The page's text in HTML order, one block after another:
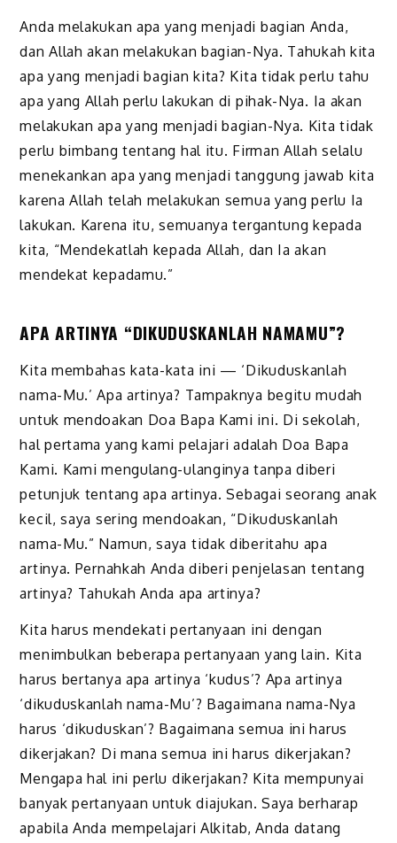
Anda melakukan apa yang menjadi bagian Anda,
dan Allah akan melakukan bagian-Nya. Tahukah kita
apa yang menjadi bagian kita? Kita tidak perlu tahu
apa yang Allah perlu lakukan di pihak-Nya. Ia akan
melakukan apa yang menjadi bagian-Nya. Kita tidak
perlu bimbang tentang hal itu. Firman Allah selalu
menekankan apa yang menjadi tanggung jawab kita
karena Allah telah melakukan semua yang perlu Ia
lakukan. Karena itu, semuanya tergantung kepada
kita, “Mendekatlah kepada Allah, dan Ia akan
mendekat kepadamu.”
APA ARTINYA “DIKUDUSKANLAH NAMAMU”?
Kita membahas kata-kata ini — ‘Dikuduskanlah
nama-Mu.’ Apa artinya? Tampaknya begitu mudah
untuk mendoakan Doa Bapa Kami ini. Di sekolah,
hal pertama yang kami pelajari adalah Doa Bapa
Kami. Kami mengulang-ulanginya tanpa diberi
petunjuk tentang apa artinya. Sebagai seorang anak
kecil, saya sering mendoakan, “Dikuduskanlah
nama-Mu.” Namun, saya tidak diberitahu apa
artinya. Pernahkah Anda diberi penjelasan tentang
artinya? Tahukah Anda apa artinya?
Kita harus mendekati pertanyaan ini dengan
menimbulkan beberapa pertanyaan yang lain. Kita
harus bertanya apa artinya ‘kudus’? Apa artinya
‘dikuduskanlah nama-Mu’? Bagaimana nama-Nya
harus ‘dikuduskan’? Bagaimana semua ini harus
dikerjakan? Di mana semua ini harus dikerjakan?
Mengapa hal ini perlu dikerjakan? Kita mempunyai
banyak pertanyaan untuk diajukan. Saya berharap
apabila Anda mempelajari Alkitab, Anda datang